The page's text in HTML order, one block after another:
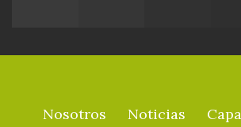
Nosotros Noticias